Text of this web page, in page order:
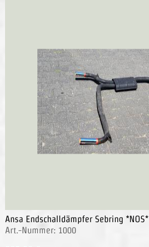
Ansa Endschalldämpfer Sebring *NOS*
Art.-Nummer: 1000